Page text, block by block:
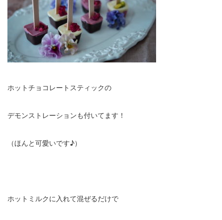
ホットチョコレートスティックの
デモンストレーションも付いてます！
（ほんと可愛いです♪）
ホットミルクに入れて混ぜるだけで